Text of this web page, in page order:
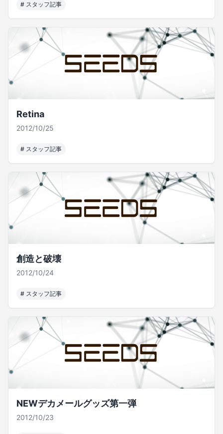
# スタッフ記事
Retina
2012/10/25
# スタッフ記事
創造と破壊
2012/10/24
# スタッフ記事
NEWデカメールグッズ第一弾
2012/10/23